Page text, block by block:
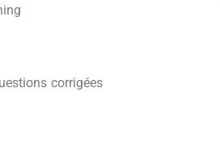
corrigées